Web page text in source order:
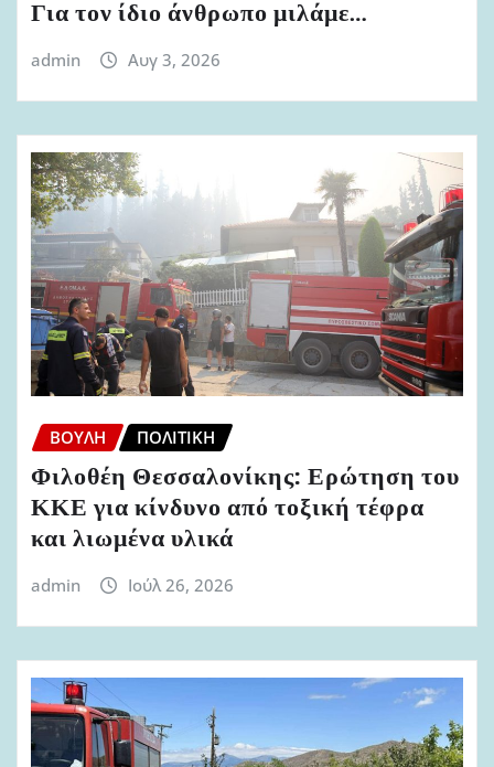
Για τον ίδιο άνθρωπο μιλάμε…
admin Αυγ 3, 2026
ΒΟΥΛΉ ΠΟΛΙΤΙΚΉ
Φιλοθέη Θεσσαλονίκης: Ερώτηση του
ΚΚΕ για κίνδυνο από τοξική τέφρα
και λιωμένα υλικά
admin Ιούλ 26, 2026